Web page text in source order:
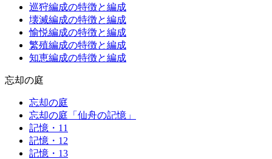
巡狩編成の特徴と編成
壊滅編成の特徴と編成
愉悦編成の特徴と編成
繁殖編成の特徴と編成
知恵編成の特徴と編成
忘却の庭
忘却の庭
忘却の庭「仙舟の記憶」
記憶・11
記憶・12
記憶・13